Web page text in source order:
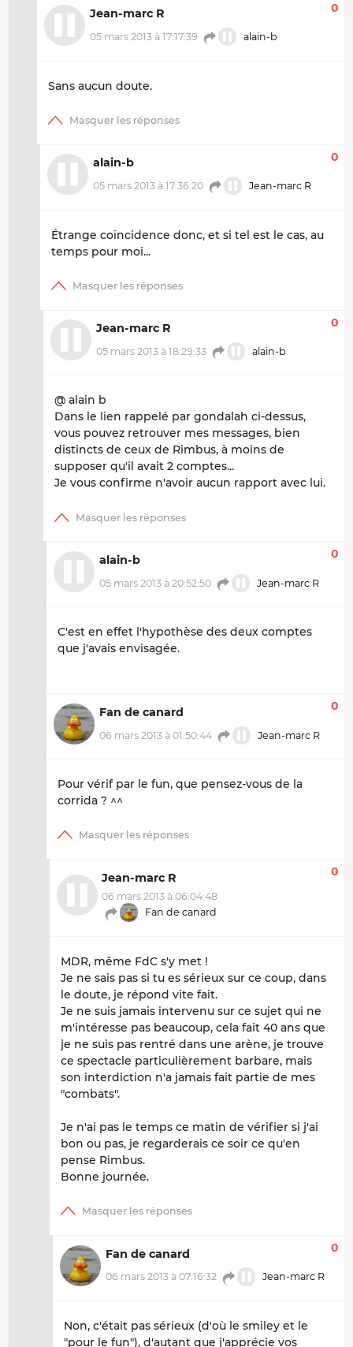
Jean-marc R
05 mars 2013 à 17:17:39 alain-b
0
Sans aucun doute.
alain-b
05 mars 2013 à 17:36:20 Jean-marc R
0
Étrange coïncidence donc, et si tel est le cas, au
temps pour moi...
Jean-marc R
05 mars 2013 à 18:29:33 alain-b
0
@ alain b
Dans le lien rappelé par gondalah ci-dessus,
vous pouvez retrouver mes messages, bien
distincts de ceux de Rimbus, à moins de
supposer qu'il avait 2 comptes...
Je vous confirme n'avoir aucun rapport avec lui.
alain-b
05 mars 2013 à 20:52:50 Jean-marc R
0
C'est en effet l'hypothèse des deux comptes
que j'avais envisagée.
Fan de canard
06 mars 2013 à 01:50:44 Jean-marc R
0
Pour vérif par le fun, que pensez-vous de la
corrida ? ^^
Jean-marc R
06 mars 2013 à 06:04:48
Fan de canard
0
MDR, même FdC s'y met !
Je ne sais pas si tu es sérieux sur ce coup, dans
le doute, je répond vite fait.
Je ne suis jamais intervenu sur ce sujet qui ne
m'intéresse pas beaucoup, cela fait 40 ans que
je ne suis pas rentré dans une arène, je trouve
ce spectacle particulièrement barbare, mais
son interdiction n'a jamais fait partie de mes
"combats".
Je n'ai pas le temps ce matin de vérifier si j'ai
bon ou pas, je regarderais ce soir ce qu'en
pense Rimbus.
Bonne journée.
Fan de canard
06 mars 2013 à 07:16:32 Jean-marc R
0
Non, c'était pas sérieux (d'où le smiley et le
"pour le fun"), d'autant que j'apprécie vos